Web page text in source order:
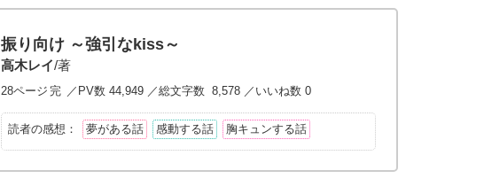
振り向け ～強引なkiss～
高木レイ/著
28ページ 完 ／PV数 44,949 ／総文字数 8,578 ／いいね数 0
読者の感想： 夢がある話 感動する話 胸キュンする話